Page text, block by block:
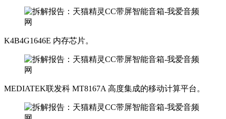
K4B4G1646E 内存芯片。
MEDIATEK联发科 MT8167A 高度集成的移动计算平台。